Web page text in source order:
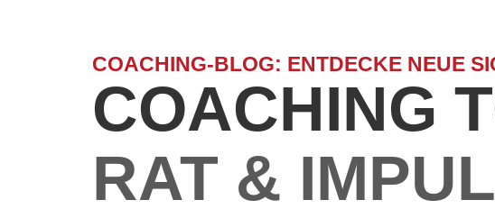
COACHING-BLOG: ENTDECKE NEUE
COACHING
RAT &